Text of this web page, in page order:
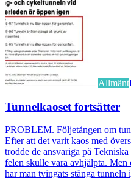
Allmänt
Tunnelkaoset fortsätter
PROBLEM. Följetången om
Efter att det varit kaos med
trodde de ansvariga på
felen skulle vara avhjälpta. Men
har man tvingats stänga tunneln